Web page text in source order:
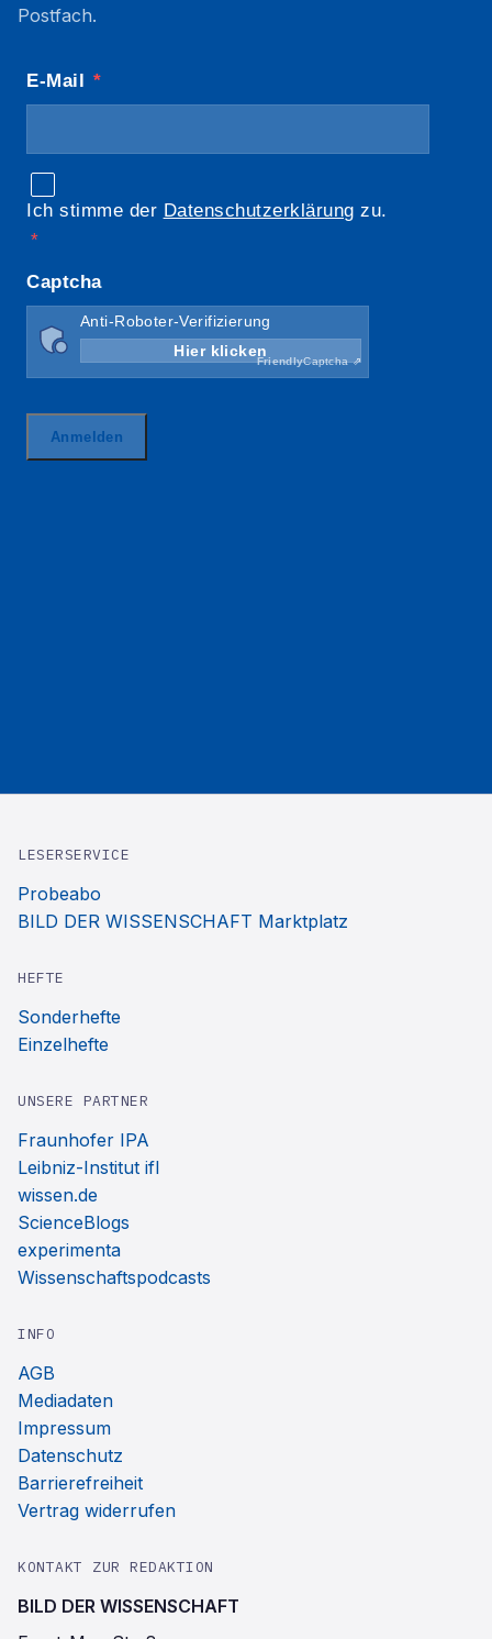
Postfach.
LESERSERVICE
Probeabo
BILD DER WISSENSCHAFT Marktplatz
HEFTE
Sonderhefte
Einzelhefte
UNSERE PARTNER
Fraunhofer IPA
Leibniz-Institut ifl
wissen.de
ScienceBlogs
experimenta
Wissenschaftspodcasts
INFO
AGB
Mediadaten
Impressum
Datenschutz
Barrierefreiheit
Vertrag widerrufen
KONTAKT ZUR REDAKTION
BILD DER WISSENSCHAFT